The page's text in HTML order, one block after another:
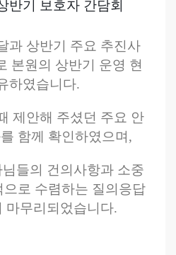
반기 보호자 간담회
과 상반기 주요 추진사
본원의 상반기 운영 현
하였습니다.
제안해 주셨던 주요 안
함께 확인하였으며,
들의 건의사항과 소중
로 수렴하는 질의응답
마무리되었습니다.